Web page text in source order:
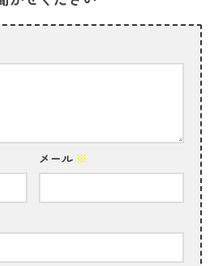
メール ※